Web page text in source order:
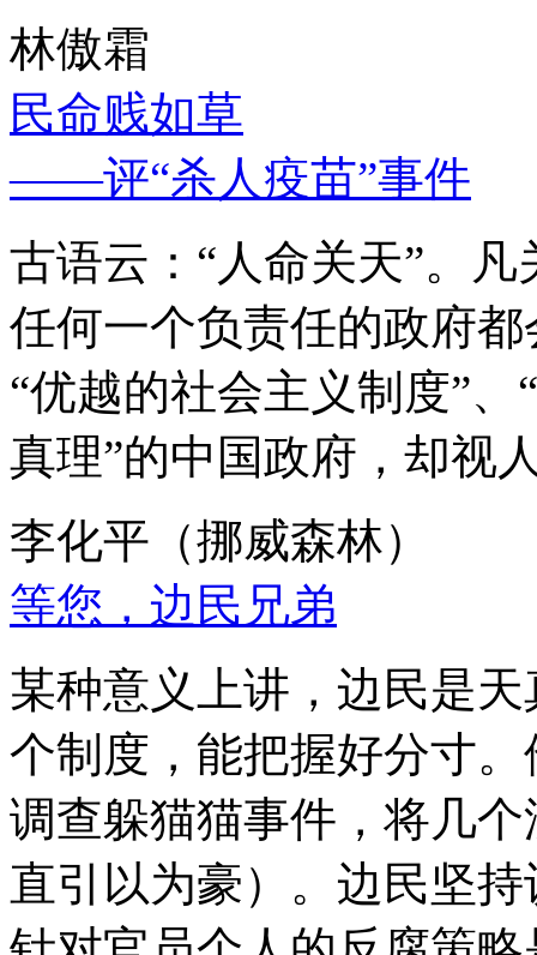
林傲霜
民命贱如草
——评“杀人疫苗”事件
古语云：“人命关天”。
任何一个负责任的政府
“优越的社会主义制度”
真理”的中国政府，却视
李化平（挪威森林）
等您，边民兄弟
某种意义上讲，边民是
个制度，能把握好分寸
调查躲猫猫事件，将几
直引以为豪）。边民坚